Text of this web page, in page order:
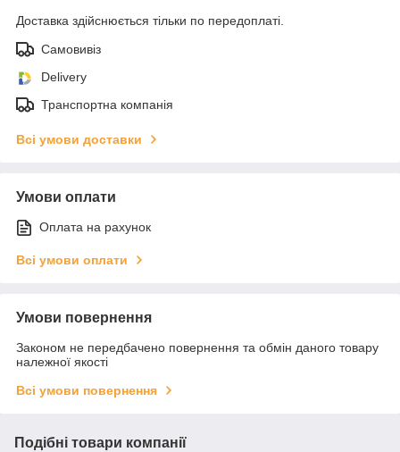
Доставка здійснюється тільки по передоплаті.
Самовивіз
Delivery
Транспортна компанія
Всі умови доставки
Умови оплати
Оплата на рахунок
Всі умови оплати
Умови повернення
Законом не передбачено повернення та обмін даного товару
належної якості
Всі умови повернення
Подібні товари компанії